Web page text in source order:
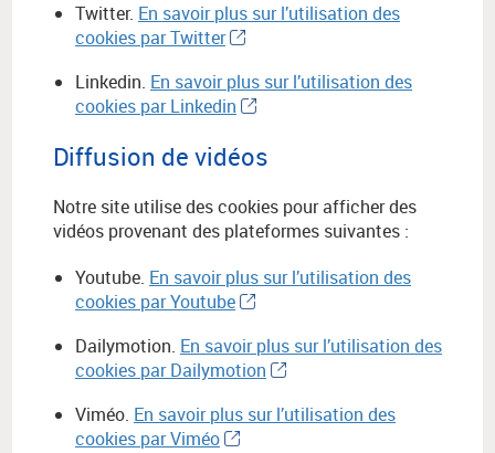
Twitter. En savoir plus sur l’utilisation des
cookies par Twitter
Linkedin. En savoir plus sur l’utilisation des
cookies par Linkedin
Diffusion de vidéos
Notre site utilise des cookies pour afficher des
vidéos provenant des plateformes suivantes :
Youtube. En savoir plus sur l’utilisation des
cookies par Youtube
Dailymotion. En savoir plus sur l’utilisation des
cookies par Dailymotion
Viméo. En savoir plus sur l’utilisation des
cookies par Viméo